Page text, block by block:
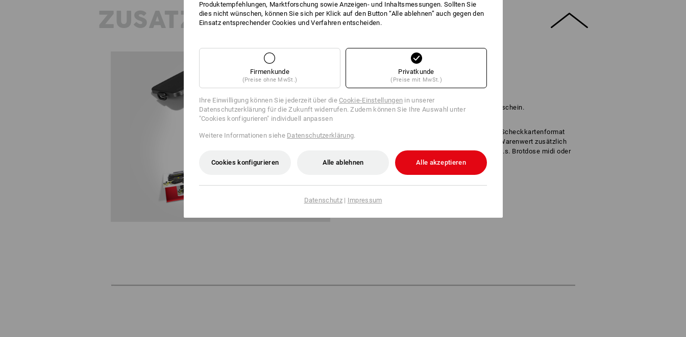
ZUSATZINFOS
Einfach Freude schenken mit dem Strauss-Gutschein.
Hochwertig verpackt kommt der Gutschein im Scheckkartenformat
direkt per Post zu Ihnen nach Hause - je nach Warenwert zusätzlich
im hochwertigen Umschlag, unserer robusten e.s. Brotdose midi oder
der praktischen e.s. Brotdose large.
Produktempfehlungen, Marktforschung sowie Anzeigen- und Inhaltsmessungen. Sollten Sie
dies nicht wünschen, können Sie sich per Klick auf den Button “Alle ablehnen” auch gegen den
Einsatz entsprechender Cookies und Verfahren entscheiden.
Firmenkunde
(Preise ohne MwSt.)
Privatkunde
(Preise mit MwSt.)
Ihre Einwilligung können Sie jederzeit über dieCookie-Einstellungen in unserer
Datenschutzerklärung für die Zukunft widerrufen. Zudem können Sie Ihre Auswahl unter
"Cookies konfigurieren" individuell anpassen
Weitere Informationen siehe Datenschutzerklärung.
Cookies konfigurieren Alle ablehnen Alle akzeptieren
Datenschutz| Impressum